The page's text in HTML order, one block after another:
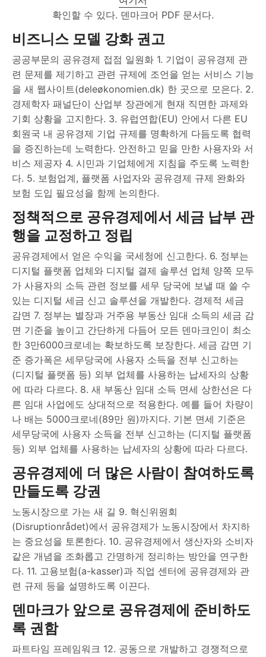
확인할 수 있다. 덴마크어 PDF 문서다.
비즈니스 모델 강화 권고
공공부문의 공유경제 접점 일원화 1. 기업이 공유경제 관
련 문제를 제기하고 관련 규제에 조언을 얻는 서비스 기능
을 새 웹사이트(deleøkonomien.dk) 한 곳으로 모은다. 2.
경제학자 패널단이 산업부 장관에게 현재 직면한 과제와
기회 상황을 고지한다. 3. 유럽연합(EU) 안에서 다른 EU
회원국 내 공유경제 기업 규제를 명확하게 다듬도록 협력
을 증진하는데 노력한다. 안전하고 믿을 만한 사용자와 서
비스 제공자 4. 시민과 기업체에게 지침을 주도록 노력한
다. 5. 보험업계, 플랫폼 사업자와 공유경제 규제 완화와
보험 도입 필요성을 함께 논의한다.
정책적으로 공유경제에서 세금 납부 관
행을 교정하고 정립
공유경제에서 얻은 수익을 국세청에 신고한다. 6. 정부는
디지털 플랫폼 업체와 디지털 결제 솔루션 업체 양쪽 모두
가 사용자의 소득 관련 정보를 세무 당국에 보낼 때 쓸 수
있는 디지털 세금 신고 솔루션을 개발한다. 경제적 세금
감면 7. 정부는 별장과 거주용 부동산 임대 소득의 세금 감
면 기준을 높이고 간단하게 다듬어 모든 덴마크인이 최소
한 3만6000크로네는 확보하도록 보장한다. 세금 감면 기
준 증가폭은 세무당국에 사용자 소득을 전부 신고하는
(디지털 플랫폼 등) 외부 업체를 사용하는 납세자의 상황
에 따라 다르다. 8. 새 부동산 임대 소득 면세 상한선은 다
른 임대 사업에도 상대적으로 적용한다. 예를 들어 차량이
나 배는 5000크로네(89만 원)까지다. 기본 면세 기준은
세무당국에 사용자 소득을 전부 신고하는 (디지털 플랫폼
등) 외부 업체를 사용하는 납세자의 상황에 따라 다르다.
공유경제에 더 많은 사람이 참여하도록
만들도록 강권
노동시장으로 가는 새 길 9. 혁신위원회
(Disruptionrådet)에서 공유경제가 노동시장에서 차지하
는 중요성을 토론한다. 10. 공유경제에서 생산자와 소비자
같은 개념을 조화롭고 간명하게 정리하는 방안을 연구한
다. 11. 고용보험(a-kasser)과 직업 센터에 공유경제와 관
련 규제 등을 설명하도록 이끈다.
덴마크가 앞으로 공유경제에 준비하도
록 권함
파트타임 프레임워크 12. 공동으로 개발하고 경쟁적으로